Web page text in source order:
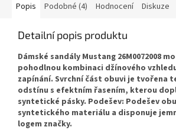
Popis Podobné (4) Hodnocení Diskuze
Detailní popis produktu
Dámské sandály Mustang 26M0072008
pohodlnou kombinaci džínového
zapínání. Svrchní část obuvi je tvořena
odstínu s efektním řasením, kterou
syntetické pásky. Podešev: Podešev
syntetického materiálu a disponuje
logem značky.